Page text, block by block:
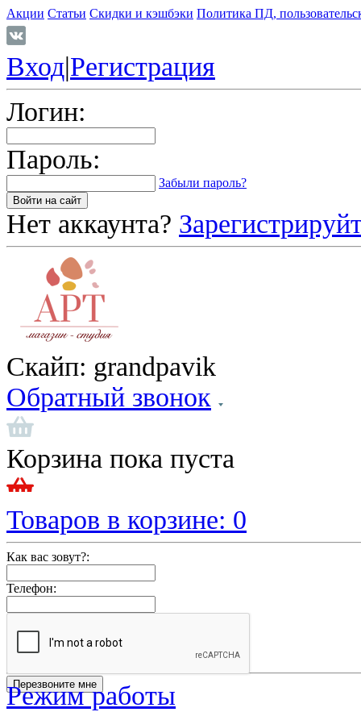
Акции Статьи Скидки и кэшбэки Политика ПД,
Вход|Регистрация
Логин:
Пароль:
Забыли пароль?
Нет аккаунта?
Скайп: grandpavik
Обратный звонок
Корзина пока пуста
Товаров в корзине: 0
Как вас зовут?:
Телефон:
Режим работы